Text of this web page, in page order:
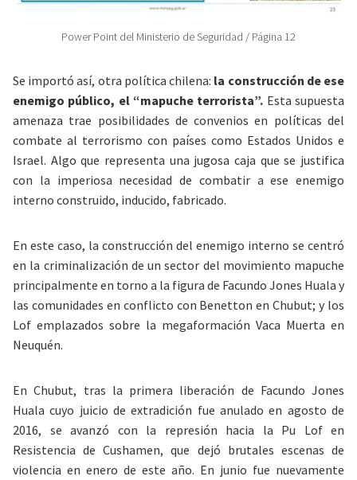
Power Point del Ministerio de Seguridad / Página 12
Se importó así, otra política chilena: la construcción de ese
enemigo público, el “mapuche terrorista”. Esta supuesta
amenaza trae posibilidades de convenios en políticas del
combate al terrorismo con países como Estados Unidos e
Israel. Algo que representa una jugosa caja que se justifica
con la imperiosa necesidad de combatir a ese enemigo
interno construido, inducido, fabricado.
En este caso, la construcción del enemigo interno se centró
en la criminalización de un sector del movimiento mapuche
principalmente en torno a la figura de Facundo Jones Huala y
las comunidades en conflicto con Benetton en Chubut; y los
Lof emplazados sobre la megaformación Vaca Muerta en
Neuquén.
En Chubut, tras la primera liberación de Facundo Jones
Huala cuyo juicio de extradición fue anulado en agosto de
2016, se avanzó con la represión hacia la Pu Lof en
Resistencia de Cushamen, que dejó brutales escenas de
violencia en enero de este año. En junio fue nuevamente